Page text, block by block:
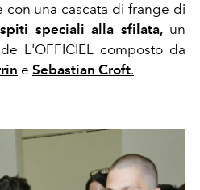
con una cascata di frange di
speciali alla sfilata,un
L'OFFICIEL composto da
e Sebastian Croft.